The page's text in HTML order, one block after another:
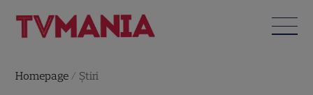
Homepage / Știri